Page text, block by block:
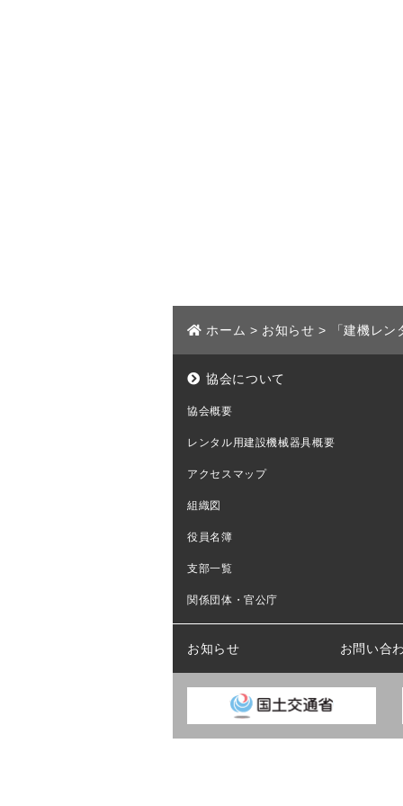
ホーム > お知らせ > 「建機レ
協会について
協会概要
レンタル用建設機械器具概要
アクセスマップ
組織図
役員名簿
支部一覧
関係団体・官公庁
お知らせ お問い合